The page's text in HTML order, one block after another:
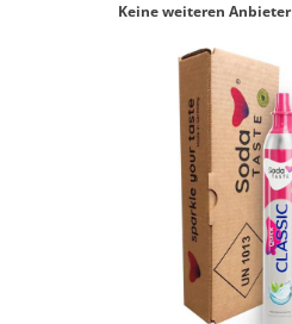
Keine weiteren Anbieter